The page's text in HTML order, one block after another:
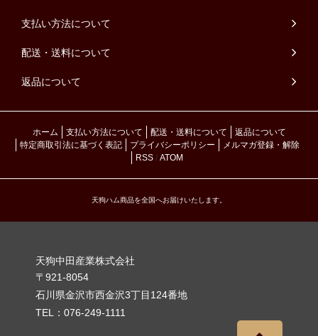
支払い方法について
配送・送料について
返品について
ホーム 支払い方法について 配送・送料について
返品について
特定商取引法に基づく表記
プライバシーポリシー
メルマガ登録・解除
RSS / ATOM
天狗ハム商品を全国へお届けいたします。
天狗中田産業株式会社
〒921-8054
石川県金沢市西金沢3丁目124番地
TEL：076-249-1111